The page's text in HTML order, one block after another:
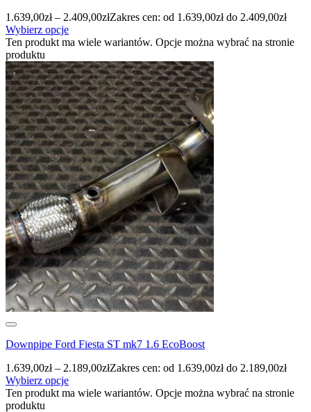
1.639,00zł – 2.409,00złZakres cen: od 1.639,00zł do 2.409,00zł
Wybierz opcje
Ten produkt ma wiele wariantów. Opcje można wybrać na stronie
produktu
Downpipe Ford Fiesta ST mk7 1.6 EcoBoost
1.639,00zł – 2.189,00złZakres cen: od 1.639,00zł do 2.189,00zł
Wybierz opcje
Ten produkt ma wiele wariantów. Opcje można wybrać na stronie
produktu